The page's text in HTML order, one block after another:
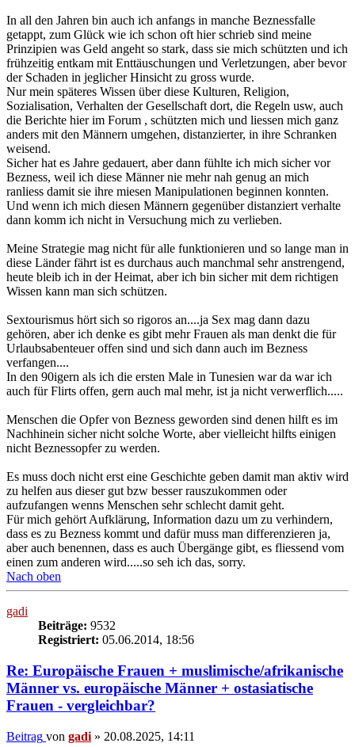
In all den Jahren bin auch ich anfangs in manche Beznessfalle
getappt, zum Glück wie ich schon oft hier schrieb sind meine
Prinzipien was Geld angeht so stark, dass sie mich schützten und ich
frühzeitig entkam mit Enttäuschungen und Verletzungen, aber bevor
der Schaden in jeglicher Hinsicht zu gross wurde.
Nur mein späteres Wissen über diese Kulturen, Religion,
Sozialisation, Verhalten der Gesellschaft dort, die Regeln usw, auch
die Berichte hier im Forum , schützten mich und liessen mich ganz
anders mit den Männern umgehen, distanzierter, in ihre Schranken
weisend.
Sicher hat es Jahre gedauert, aber dann fühlte ich mich sicher vor
Bezness, weil ich diese Männer nie mehr nah genug an mich
ranliess damit sie ihre miesen Manipulationen beginnen konnten.
Und wenn ich mich diesen Männern gegenüber distanziert verhalte
dann komm ich nicht in Versuchung mich zu verlieben.
Meine Strategie mag nicht für alle funktionieren und so lange man in
diese Länder fährt ist es durchaus auch manchmal sehr anstrengend,
heute bleib ich in der Heimat, aber ich bin sicher mit dem richtigen
Wissen kann man sich schützen.
Sextourismus hört sich so rigoros an....ja Sex mag dann dazu
gehören, aber ich denke es gibt mehr Frauen als man denkt die für
Urlaubsabenteuer offen sind und sich dann auch im Bezness
verfangen....
In den 90igern als ich die ersten Male in Tunesien war da war ich
auch für Flirts offen, gern auch mal mehr, ist ja nicht verwerflich.....
Menschen die Opfer von Bezness geworden sind denen hilft es im
Nachhinein sicher nicht solche Worte, aber vielleicht hilfts einigen
nicht Beznessopfer zu werden.
Es muss doch nicht erst eine Geschichte geben damit man aktiv wird
zu helfen aus dieser gut bzw besser rauszukommen oder
aufzufangen wenns Menschen sehr schlecht damit geht.
Für mich gehört Aufklärung, Information dazu um zu verhindern,
dass es zu Bezness kommt und dafür muss man differenzieren ja,
aber auch benennen, dass es auch Übergänge gibt, es fliessend vom
einen zum anderen wird.....so seh ich das, sorry.
Nach oben
gadi
Beiträge: 9532
Registriert: 05.06.2014, 18:56
Re: Europäische Frauen + muslimische/afrikanische
Männer vs. europäische Männer + ostasiatische
Frauen - vergleichbar?
Beitrag von gadi » 20.08.2025, 14:11